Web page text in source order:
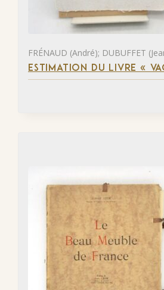
FRÉNAUD (André); DUBUFFET
ESTIMATION DU LIVRE «